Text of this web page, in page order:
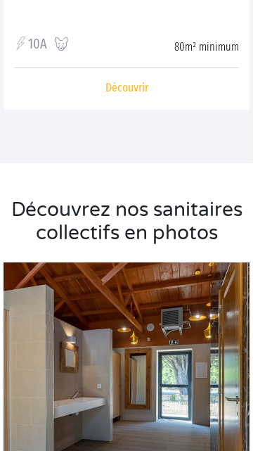
10A 80m² minimum
Découvrir
Découvrez nos sanitaires
collectifs en photos